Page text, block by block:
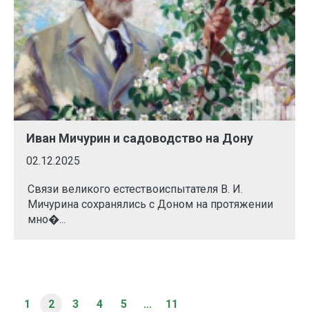
Иван Мичурин и садоводство на Дону
02.12.2025
Связи великого естествоиспытателя В. И.
Мичурина сохранялись с Доном на протяжении
мно�...
1 2 3 4 5 ... 11